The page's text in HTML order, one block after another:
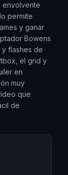
envolvente
permite
y ganar
Bowens
flashes de
el grid y
en
muy
que
de